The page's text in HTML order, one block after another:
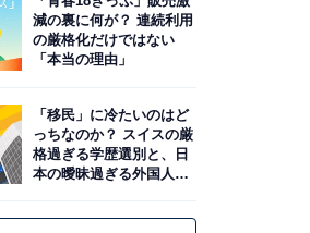
減の裏に何が？ 連続利用
の厳格化だけではない
「本当の理由」
「移民」に冷たいのはど
っちなのか？ スイスの厳
格過ぎる学歴選別と、日
本の曖昧過ぎる外国人政